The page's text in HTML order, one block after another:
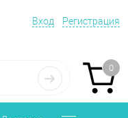
Вход Регистрация
0